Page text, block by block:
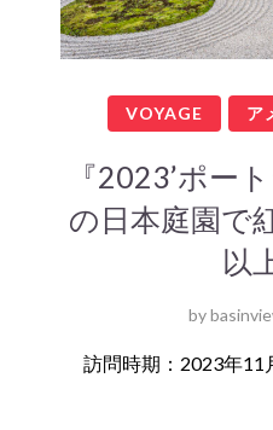
VOYAGE ア
『2023’ポー
の日本庭園で
以
by
訪問時期：2023年11